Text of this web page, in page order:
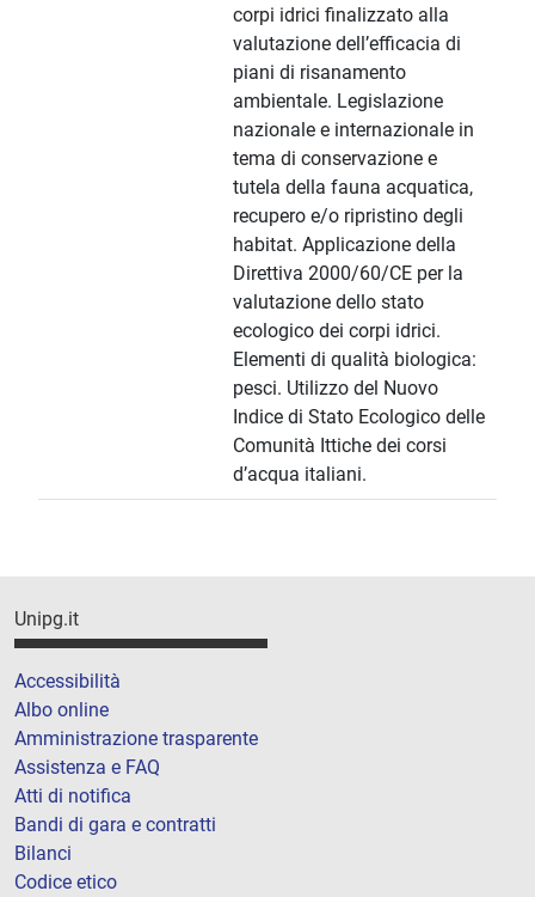
corpi idrici finalizzato alla
valutazione dell’efficacia di
piani di risanamento
ambientale. Legislazione
nazionale e internazionale in
tema di conservazione e
tutela della fauna acquatica,
recupero e/o ripristino degli
habitat. Applicazione della
Direttiva 2000/60/CE per la
valutazione dello stato
ecologico dei corpi idrici.
Elementi di qualità biologica:
pesci. Utilizzo del Nuovo
Indice di Stato Ecologico delle
Comunità Ittiche dei corsi
d’acqua italiani.
Unipg.it
Accessibilità
Albo online
Amministrazione trasparente
Assistenza e FAQ
Atti di notifica
Bandi di gara e contratti
Bilanci
Codice etico